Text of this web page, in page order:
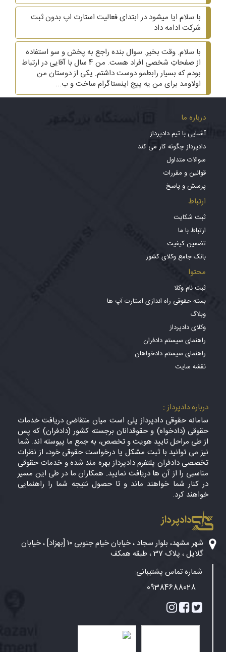
با سلام ایا میشود در ابتدای فعالیت استارت اپ بدون ثبت
شرکت ادامه داد
با سلام. وقت بخیر. سوال بنده راجع به پخش و سو استفاده
از صفحاتِ شخصی افراد هست. من 4 سال با آقایی در ارتباط
بودم که بسیار رابطمو دوست داشتم. یکی از دوستان من
اولاومد برای من یه پیج اینستاگرام ساخت و ب...
درباره ما
آشنایی با تیم دادپرداز
دادپرداز چگونه کار می کند
سوالات متداول
قوانین و مقررات
پرسش و پاسخ
ارتباط
ثبت شکایت
ارتباط با ما
تضمین کیفیت
بانک جامع وکلای کشور
محتوا
ثبت نام وکلا
بسته حقوقی راه اندازی استارت آپ ها
وبلاگ
وکلای دادپرداز
راهنمای سیستم دادفران
راهنمای سیستم دادخواهان
نقشه سایت
درباره دادپرداز :
سامانه حقوقی دادپرداز پلی است میان متقاضی دریافت خدمات
حقوقی (دادخواه) و حقوقدانان برجسته کشور (دادفران) که پس
از طی مراحل تایید هویت و تخصص، به جمع ما پیوسته اند. شما
نیز می توانید با ثبت مشکل یا درخواست حقوقی خود، از نظرات
تخصصی دادفران پلتفرم دادپرداز بهره مند شده و خدمات حقوقی
مناسبی را از آن ها دریافت نمایید. همکاران ما در طی این مسیر
در کنار شما خواهند ماند و تا حصول نتیجه شما را راهنمایی
خواهند کرد.
دادپرداز
شهر مشهد، بلوار سجاد ، خیابان خیام جنوبی ۱۰ [بهزاد] ، خیابان
گلایل ، پلاک 37 ، طبقه همکف
شماره تماس پشتیبانی:
09384688028